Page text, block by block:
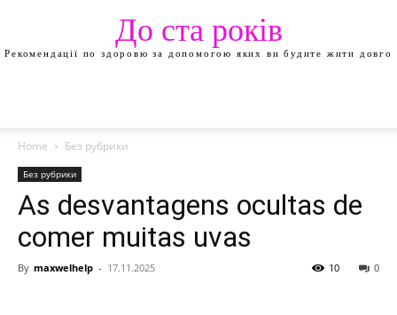
До ста років
Рекомендації по здоровю за допомогою яких ви будите жити довго
Home Без рубрики
Без рубрики
As desvantagens ocultas de
comer muitas uvas
By maxwelhelp - 17.11.2025 0
10